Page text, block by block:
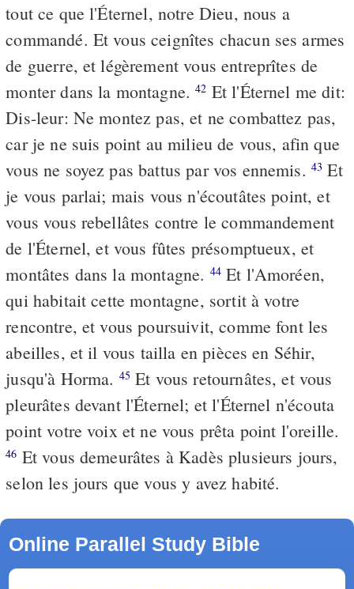
tout ce que l'Éternel, notre Dieu, nous a
commandé. Et vous ceignîtes chacun ses armes
de guerre, et légèrement vous entreprîtes de
monter dans la montagne.42 Et l'Éternel me dit:
Dis-leur: Ne montez pas, et ne combattez pas,
car je ne suis point au milieu de vous, afin que
vous ne soyez pas battus par vos ennemis. 43 Et
je vous parlai; mais vous n'écoutâtes point, et
vous vous rebellâtes contre le commandement
de l'Éternel, et vous fûtes présomptueux, et
montâtes dans la montagne. 44Et l'Amoréen,
qui habitait cette montagne, sortit à votre
rencontre, et vous poursuivit, comme font les
abeilles, et il vous tailla en pièces en Séhir,
jusqu'à Horma. 45 Et vous retournâtes, et vous
pleurâtes devant l'Éternel; et l'Éternel n'écouta
point votre voix et ne vous prêta point l'oreille.
46 Et vous demeurâtes à Kadès plusieurs jours,
selon les jours que vous y avez habité.
Online Parallel Study Bible